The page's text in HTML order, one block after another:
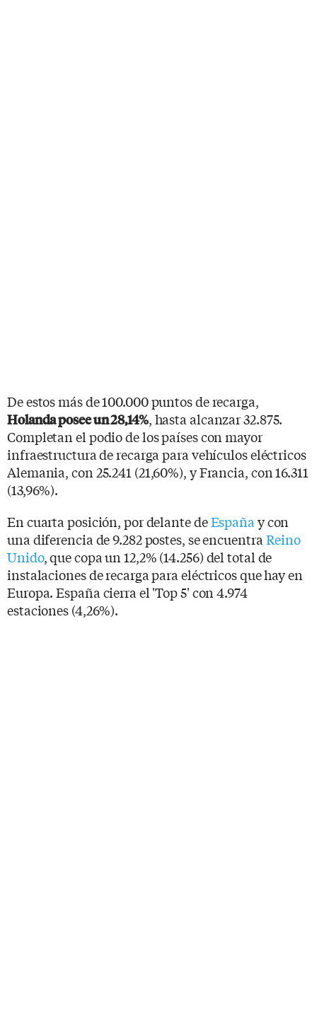
De estos más de 100.000 puntos de recarga,
Holanda posee un 28,14%, hasta alcanzar 32.875.
Completan el podio de los países con mayor
infraestructura de recarga para vehículos eléctricos
Alemania, con 25.241 (21,60%), y Francia, con 16.311
(13,96%).
En cuarta posición, por delante deEspaña y con
una diferencia de 9.282 postes, se encuentra Reino
Unido, que copa un 12,2% (14.256) del total de
instalaciones de recarga para eléctricos que hay en
Europa. España cierra el 'Top 5' con 4.974
estaciones (4,26%).